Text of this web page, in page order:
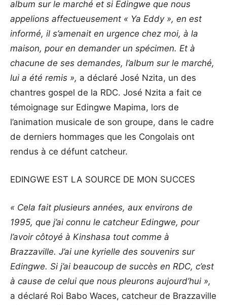
album sur le marché et si Edingwe que nous
appelions affectueusement « Ya Eddy », en est
informé, il s’amenait en urgence chez moi, à la
maison, pour en demander un spécimen. Et à
chacune de ses demandes, l’album sur le marché,
lui a été remis », a déclaré José Nzita, un des
chantres gospel de la RDC. José Nzita a fait ce
témoignage sur Edingwe Mapima, lors de
l’animation musicale de son groupe, dans le cadre
de derniers hommages que les Congolais ont
rendus à ce défunt catcheur.
EDINGWE EST LA SOURCE DE MON SUCCES
« Cela fait plusieurs années, aux environs de
1995, que j’ai connu le catcheur Edingwe, pour
l’avoir côtoyé à Kinshasa tout comme à
Brazzaville. J’ai une kyrielle des souvenirs sur
Edingwe. Si j’ai beaucoup de succès en RDC, c’est
à cause de celui que nous pleurons aujourd’hui »,
a déclaré Roi Babo Waces, catcheur de Brazzaville